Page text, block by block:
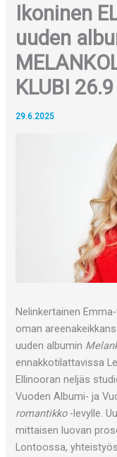
Ikoninen
uuden
KLUBI 26.9
29.6.2025
Nelinkertainen
oman
uuden albumin
ennakkotilattavissa
Ellinooran neljäs
Vuoden Albumi- ja
romantikko -levylle.
mittaisen luovan
Lontoossa,